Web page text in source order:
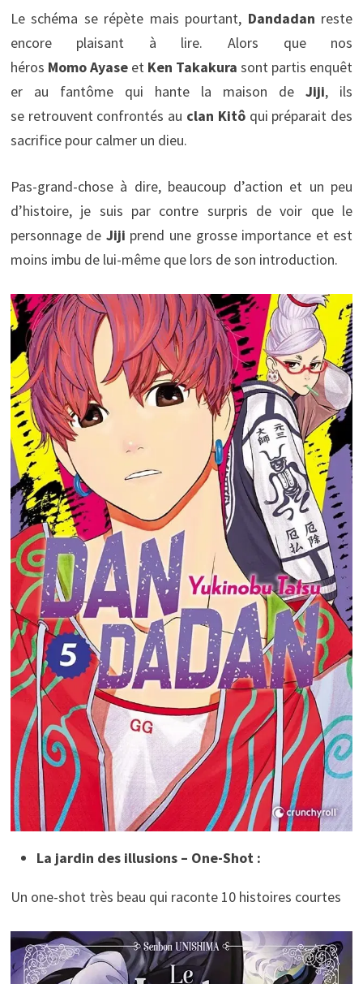
Le schéma se répète mais pourtant, Dandadan reste
encore plaisant à lire. Alors que nos
héros Momo Ayaseet Ken Takakurasont partis enquêt
er au fantôme qui hante la maison deJiji, ils
se retrouvent confrontés au clan Kitô qui préparait des
sacrifice pour calmer un dieu.
Pas-grand-chose à dire, beaucoup d’action et un peu
d’histoire, je suis par contre surpris de voir que le
personnage de Jiji prend une grosse importance et est
moins imbu de lui-même que lors de son introduction.
La jardin des illusions – One-Shot :
Un one-shot très beau qui raconte 10 histoires courtes